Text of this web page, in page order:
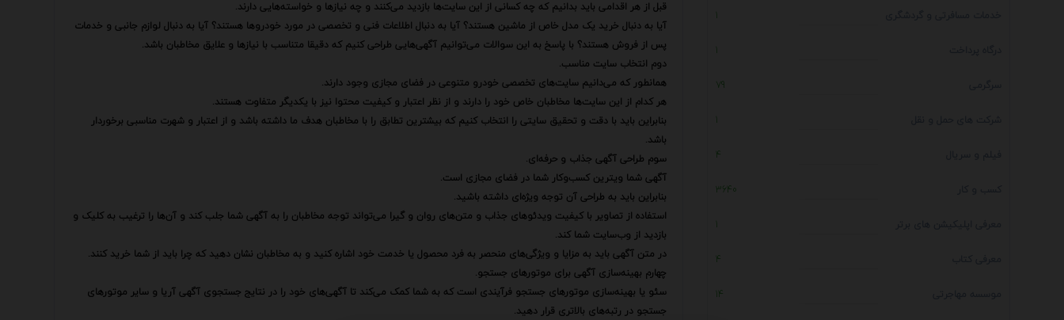
قبل از هر اقدامی باید بدانیم که چه کسانی از این سایت‌ها بازدید می‌کنند و چه نیازها و خواسته‌هایی دارند.
آیا به دنبال خرید یک مدل خاص از ماشین هستند؟ آیا به دنبال اطلاعات فنی و تخصصی در مورد خودروها هستند؟ آیا به دنبال لوازم جانبی و خدمات
پس از فروش هستند؟ با پاسخ به این سوالات می‌توانیم آگهی‌هایی طراحی کنیم که دقیقا متناسب با نیازها و علایق مخاطبان باشد.
دوم انتخاب سایت مناسب.
همانطور که می‌دانیم سایت‌های تخصصی خودرو متنوعی در فضای مجازی وجود دارند.
هر کدام از این سایت‌ها مخاطبان خاص خود را دارند و از نظر اعتبار و کیفیت محتوا نیز با یکدیگر متفاوت هستند.
بنابراین باید با دقت و تحقیق سایتی را انتخاب کنیم که بیشترین تطابق را با مخاطبان هدف ما داشته باشد و از اعتبار و شهرت مناسبی برخوردار
باشد.
سوم طراحی آگهی جذاب و حرفه‌ای.
آگهی شما ویترین کسب‌وکار شما در فضای مجازی است.
بنابراین باید به طراحی آن توجه ویژه‌ای داشته باشید.
استفاده از تصاویر با کیفیت ویدئوهای جذاب و متن‌های روان و گیرا می‌تواند توجه مخاطبان را به آگهی شما جلب کند و آن‌ها را ترغیب به کلیک و
بازدید از وب‌سایت شما کند.
در متن آگهی باید به مزایا و ویژگی‌های منحصر به فرد محصول یا خدمت خود اشاره کنید و به مخاطبان نشان دهید که چرا باید از شما خرید کنند.
چهارم بهینه‌سازی آگهی برای موتورهای جستجو.
سئو یا بهینه‌سازی موتورهای جستجو فرآیندی است که به شما کمک می‌کند تا آگهی‌های خود را در نتایج جستجوی آگهی آریا و سایر موتورهای
جستجو در رتبه‌های بالاتری قرار دهید.
1
1
79
1
4
3640
1
4
14